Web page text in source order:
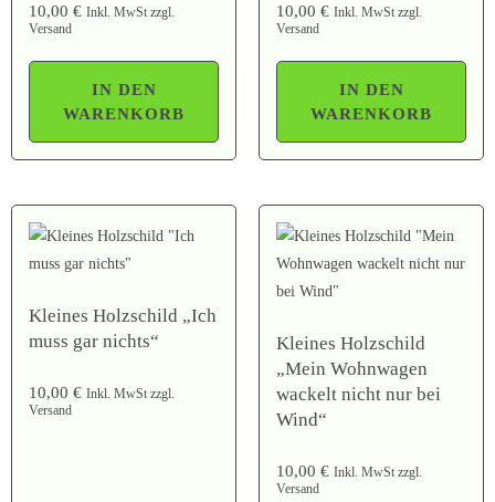
10,00 € Inkl. MwSt zzgl.
Versand
IN DEN
WARENKORB
10,00 € Inkl. MwSt zzgl.
Versand
IN DEN
WARENKORB
Kleines Holzschild „Ich
muss gar nichts“
10,00 € Inkl. MwSt zzgl.
Versand
Kleines Holzschild
„Mein Wohnwagen
wackelt nicht nur bei
Wind“
10,00 € Inkl. MwSt zzgl.
Versand